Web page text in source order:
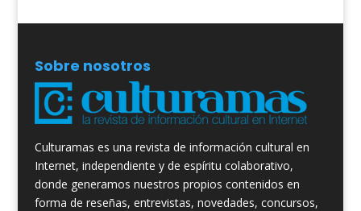
Sobre nosotros
Culturamas es una revista de información cultural en
Internet, independiente y de espíritu colaborativo,
donde generamos nuestros propios contenidos en
forma de reseñas, entrevistas, novedades, concursos,